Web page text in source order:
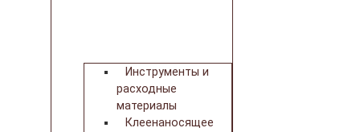
Инструменты и
расходные
материалы
Клеенаносящее